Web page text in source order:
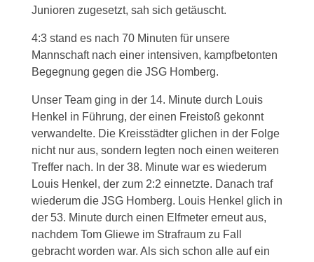
Junioren zugesetzt, sah sich getäuscht.
4:3 stand es nach 70 Minuten für unsere
Mannschaft nach einer intensiven, kampfbetonten
Begegnung gegen die JSG Homberg.
Unser Team ging in der 14. Minute durch Louis
Henkel in Führung, der einen Freistoß gekonnt
verwandelte. Die Kreisstädter glichen in der Folge
nicht nur aus, sondern legten noch einen weiteren
Treffer nach. In der 38. Minute war es wiederum
Louis Henkel, der zum 2:2 einnetzte. Danach traf
wiederum die JSG Homberg. Louis Henkel glich in
der 53. Minute durch einen Elfmeter erneut aus,
nachdem Tom Gliewe im Strafraum zu Fall
gebracht worden war. Als sich schon alle auf ein